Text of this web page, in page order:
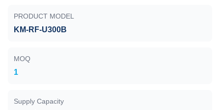
PRODUCT MODEL
KM-RF-U300B
MOQ
1
Supply Capacity